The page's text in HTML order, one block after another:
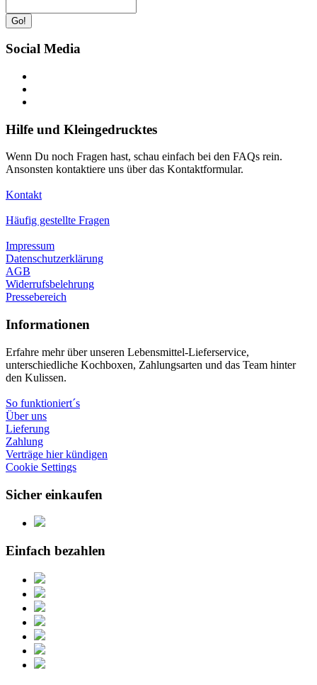
Go!
Social Media
Hilfe und Kleingedrucktes
Wenn Du noch Fragen hast, schau einfach bei den FAQs rein.
Ansonsten kontaktiere uns über das Kontaktformular.
Kontakt
Häufig gestellte Fragen
Impressum
Datenschutzerklärung
AGB
Widerrufsbelehrung
Pressebereich
Informationen
Erfahre mehr über unseren Lebensmittel-Lieferservice,
unterschiedliche Kochboxen, Zahlungsarten und das Team hinter
den Kulissen.
So funktioniert´s
Über uns
Lieferung
Zahlung
Verträge hier kündigen
Cookie Settings
Sicher einkaufen
Einfach bezahlen